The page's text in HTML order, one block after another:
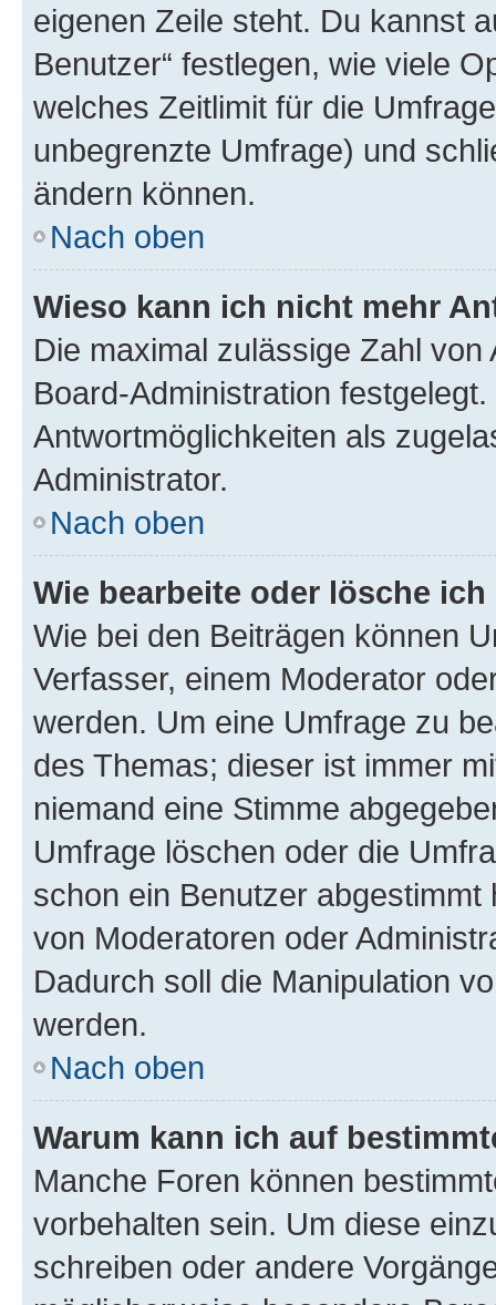
eigenen Zeile steht. Du kannst
Benutzer“ festlegen, wie viele
welches Zeitlimit für die
unbegrenzte Umfrage) und
ändern können.
Nach oben
Wieso kann ich nicht mehr
Die maximal zulässige Zahl
Board-Administration
Antwortmöglichkeiten als
Administrator.
Nach oben
Wie bearbeite oder lösche
Wie bei den Beiträgen können
Verfasser, einem Moderator
werden. Um eine Umfrage zu
des Themas; dieser ist immer
niemand eine Stimme
Umfrage löschen oder die
schon ein Benutzer
von Moderatoren oder
Dadurch soll die Manipulation
werden.
Nach oben
Warum kann ich auf
Manche Foren können
vorbehalten sein. Um diese
schreiben oder andere